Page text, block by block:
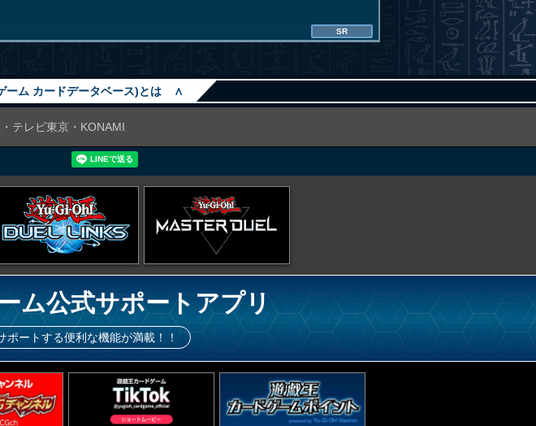
SR
ーム カードデータベース)とは ∧
テレビ東京・KONAMI
ム公式サポートアプリ
ポートする便利な機能が満載！！